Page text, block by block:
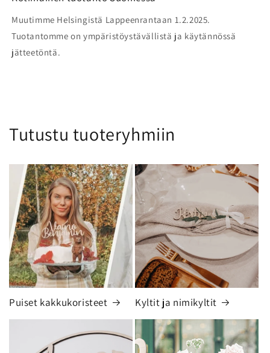
Muutimme Helsingistä Lappeenrantaan 1.2.2025.
Tuotantomme on ympäristöystävällistä ja käytännössä
jätteetöntä.
Tutustu tuoteryhmiin
Puiset kakkukoristeet Kyltit ja nimikyltit